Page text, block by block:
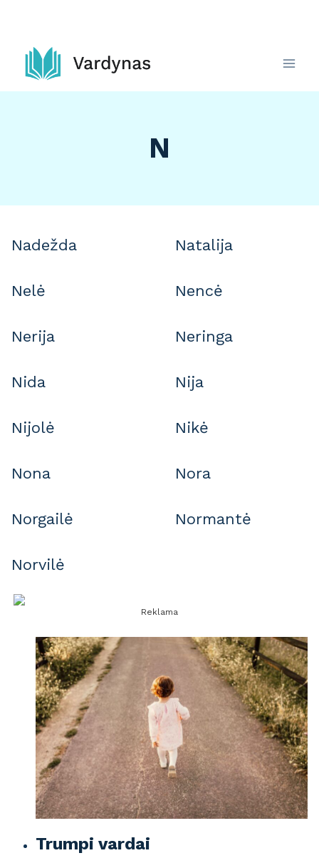
content
N
Nadežda Natalija
Nelė Nencė
Nerija Neringa
Nida Nija
Nijolė Nikė
Nona Nora
Norgailė Normantė
Norvilė
Reklama
Trumpi vardai